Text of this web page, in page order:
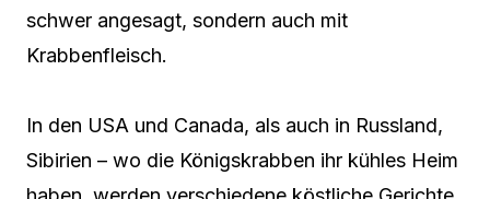
schwer angesagt, sondern auch mit
Krabbenfleisch.
In den USA und Canada, als auch in Russland,
Sibirien – wo die Königskrabben ihr kühles Heim